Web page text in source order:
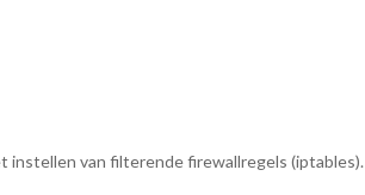
instellen van filterende firewallregels (iptables).